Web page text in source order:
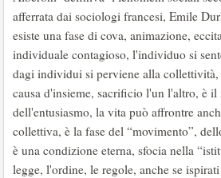
afferrata dai sociologi francesi, Emile
esiste una fase di cova, animazione,
individuale contagioso, l'individuo si
dagi individui si perviene alla collettività,
causa d'insieme, sacrificio l'un l'altro, è il
dell'entusiasmo, la vita può affrontre
collettiva, è la fase del “movimento”,
è una condizione eterna, sfocia nella
legge, l'ordine, le regole, anche se